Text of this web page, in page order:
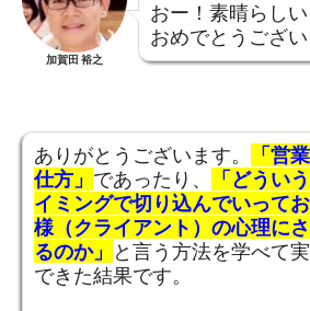
加賀田 裕之
おー！素晴らしい
おめでとうござい
ありがとうございます。
「営
仕方」 であったり、
「どうい
イミングで切り込んでいって
様（クライアント）の心理に
るのか」
と言う方法を学べて
できた結果です。